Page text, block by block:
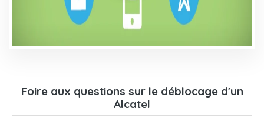
Foire aux questions sur le déblocage d'un
Alcatel